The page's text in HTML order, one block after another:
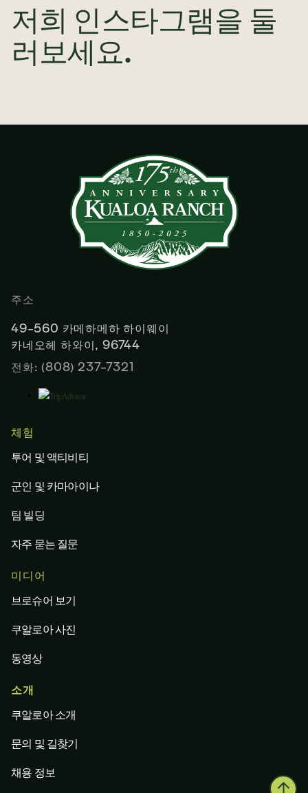
저희 인스타그램을 둘
러보세요.
주소
49-560 카메하메하 하이웨이
카네오헤 하와이, 96744
전화: (808) 237-7321
체험
투어 및 액티비티
군인 및 카마아이나
팀 빌딩
자주 묻는 질문
미디어
브로슈어 보기
쿠알로아 사진
동영상
소개
쿠알로아 소개
문의 및 길찾기
채용 정보